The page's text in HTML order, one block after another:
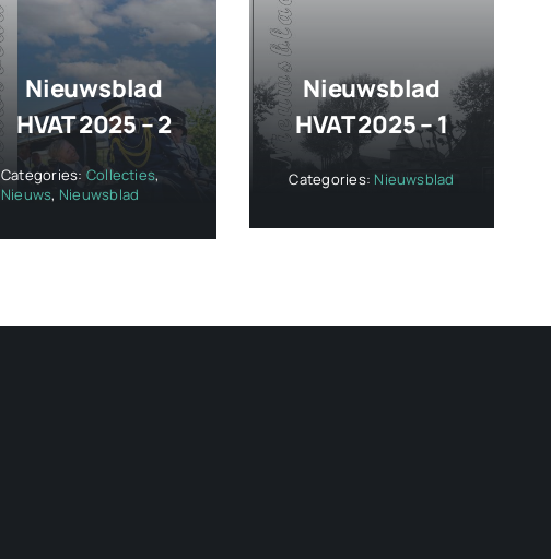
Nieuwsblad
HVAT 2025 – 2
Categories: Collecties,
Nieuws, Nieuwsblad
Nieuwsblad
HVAT 2025 – 1
Categories: Nieuwsblad